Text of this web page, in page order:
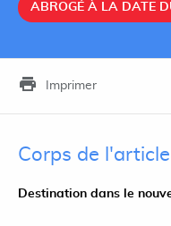
ABROGÉ À LA DATE
Imprimer
Corps de
Destination dans le